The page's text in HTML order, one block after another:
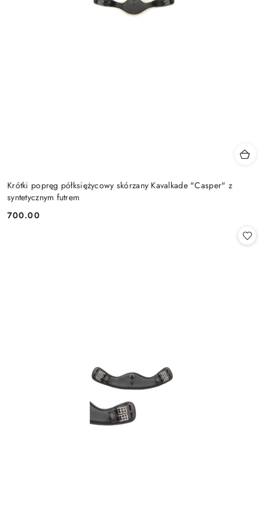
Krótki popręg półksiężycowy skórzany Kavalkade "Casper" z
syntetycznym futrem
Cena:
700.00